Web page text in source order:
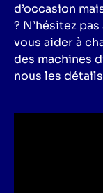
d’occasion
? N’hésitez
vous aider à
des machines
nous les